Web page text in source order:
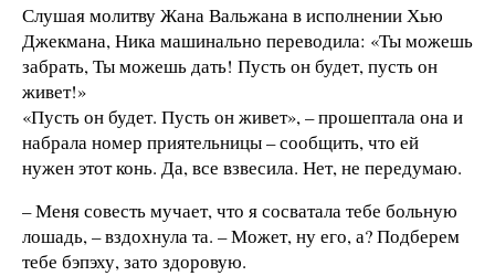
Слушая молитву Жана Вальжана в исполнении Хью
Джекмана, Ника машинально переводила: «Ты можешь
забрать, Ты можешь дать! Пусть он будет, пусть он
живет!»
«Пусть он будет. Пусть он живет», – прошептала она и
набрала номер приятельницы – сообщить, что ей
нужен этот конь. Да, все взвесила. Нет, не передумаю.
– Меня совесть мучает, что я сосватала тебе больную
лошадь, – вздохнула та. – Может, ну его, а? Подберем
тебе бэпэху, зато здоровую.